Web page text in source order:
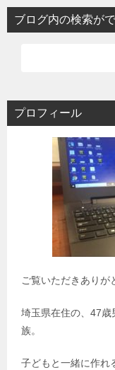
ブログ内の検索が
プロフィール
ご覧いただきありが
埼玉県在住の、47歳
族。
子どもと一緒に作れ